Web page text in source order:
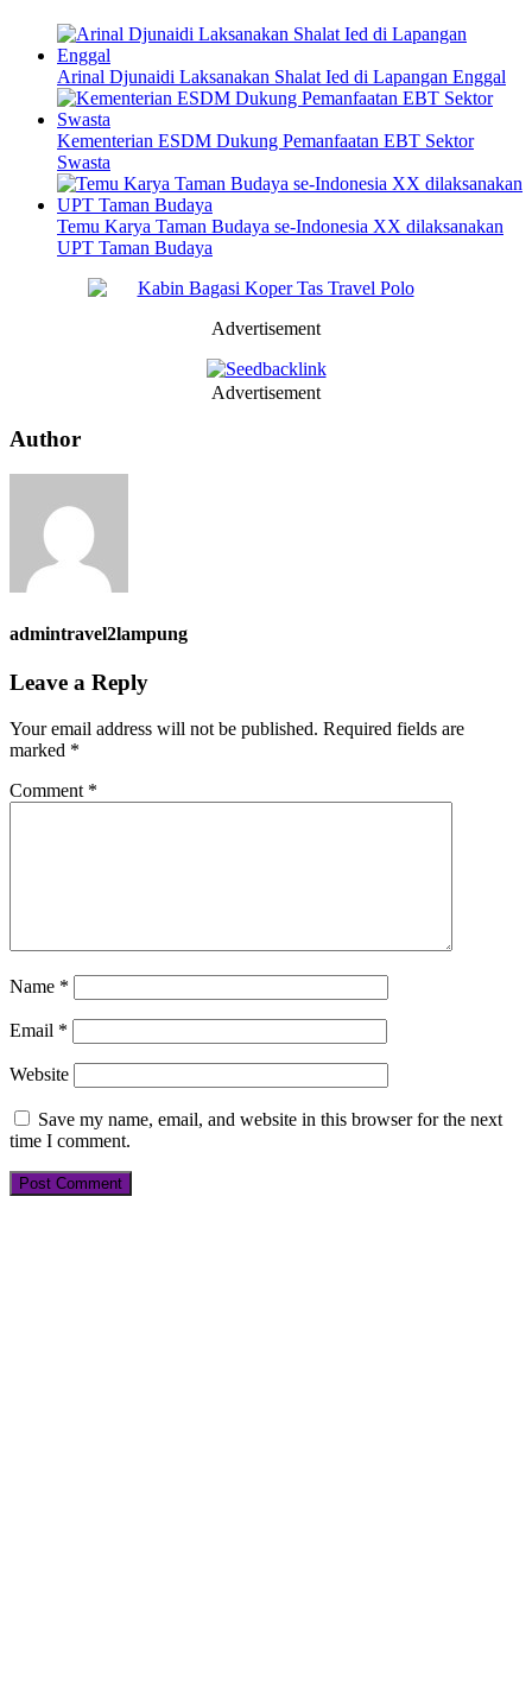
Arinal Djunaidi Laksanakan Shalat Ied di Lapangan Enggal
Kementerian ESDM Dukung Pemanfaatan EBT Sektor
Swasta
Temu Karya Taman Budaya se-Indonesia XX dilaksanakan
UPT Taman Budaya
Advertisement
Advertisement
Author
admintravel2lampung
Leave a Reply
Your email address will not be published. Required fields are
marked *
Comment *
Name *
Email *
Website
Save my name, email, and website in this browser for the next
time I comment.